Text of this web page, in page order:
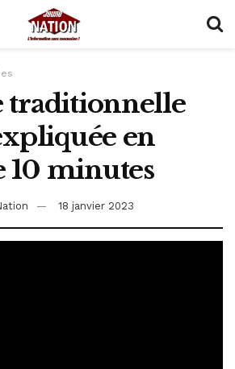
traditionnelle
en
10 minutes
18 janvier 2023